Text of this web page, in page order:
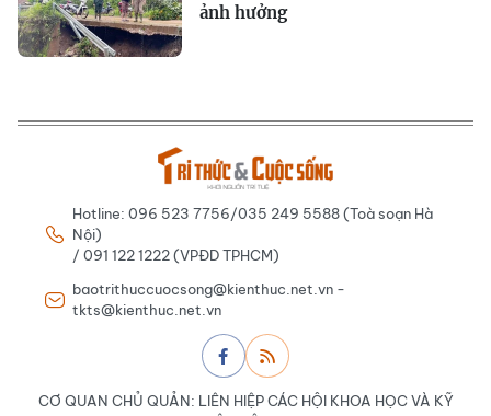
ảnh hưởng
Hotline: 096 523 7756/035 249 5588 (Toà soạn Hà
Nội)
/ 091 122 1222 (VPĐD TPHCM)
baotrithuccuocsong@kienthuc.net.vn -
tkts@kienthuc.net.vn
CƠ QUAN CHỦ QUẢN: LIÊN HIỆP CÁC HỘI KHOA HỌC VÀ KỸ